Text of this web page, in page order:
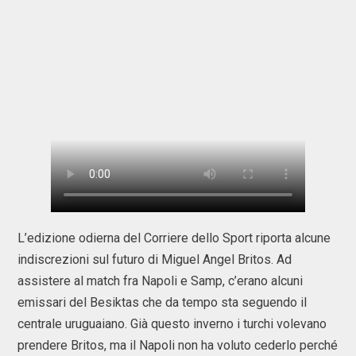
L’edizione odierna del Corriere dello Sport riporta alcune
indiscrezioni sul futuro di Miguel Angel Britos. Ad
assistere al match fra Napoli e Samp, c’erano alcuni
emissari del Besiktas che da tempo sta seguendo il
centrale uruguaiano. Già questo inverno i turchi volevano
prendere Britos, ma il Napoli non ha voluto cederlo perché